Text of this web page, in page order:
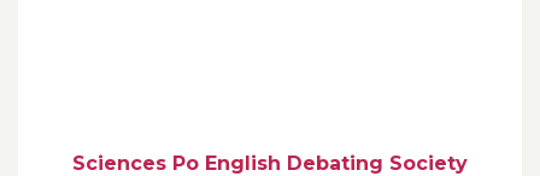
Sciences Po English Debating Society